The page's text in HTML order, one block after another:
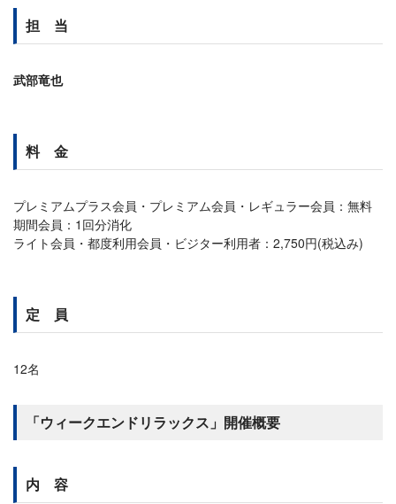
担 当
武部竜也
料 金
プレミアムプラス会員・プレミアム会員・レギュラー会員：無料
期間会員：1回分消化
ライト会員・都度利用会員・ビジター利用者：2,750円(税込み)
定 員
12名
「ウィークエンドリラックス」開催概要
内 容